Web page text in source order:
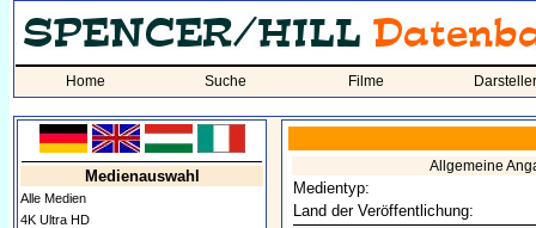
Home Suche Filme Darsteller
Medienauswahl
Alle Medien
4K Ultra HD
Allgemeine
Medientyp:
Land der Veröffentlichung: